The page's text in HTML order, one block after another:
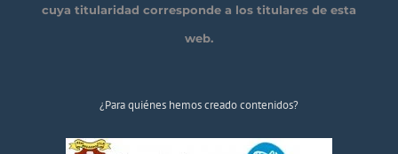
cuya titularidad corresponde a los titulares de esta
web.
¿Para quiénes hemos creado contenidos?